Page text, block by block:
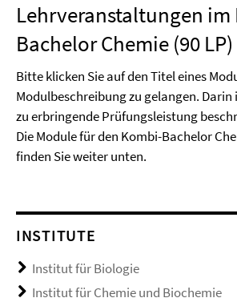
Lehrveranstaltungen
Bachelor Chemie (90 LP)
Bitte klicken Sie auf den Titel eines
Modulbeschreibung zu gelangen. Darin
zu erbringende Prüfungsleistung
Die Module für den Kombi-Bachelor
finden Sie weiter unten.
INSTITUTE
Institut für Biologie
Institut für Chemie und Biochemie